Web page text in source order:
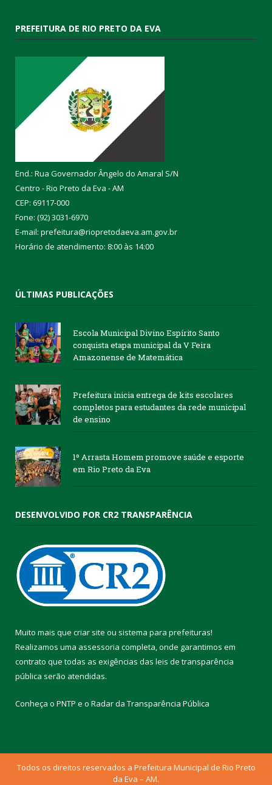
PREFEITURA DE RIO PRETO DA EVA
End.: Rua Governador Ângelo do Amaral S/N
Centro - Rio Preto da Eva - AM
CEP: 69117-000
Fone: (92) 3031-6970
E-mail: prefeitura@riopretodaeva.am.gov.br
Horário de atendimento: 8:00 às 14:00
ÚLTIMAS PUBLICAÇÕES
Escola Municipal Divino Espírito Santo
conquista etapa municipal da V Feira
Amazonense de Matemática
Prefeitura inicia entrega de kits escolares
completos para estudantes da rede municipal
de ensino
1º Arrasta Homem promove saúde e esporte
em Rio Preto da Eva
DESENVOLVIDO POR CR2 TRANSPARÊNCIA
Muito mais que criar site ou sistema para prefeituras!
Realizamos uma assessoria completa, onde garantimos em
contrato que todas as exigências das leis de transparência
pública serão atendidas.
Conheça o PNTP e o Radar da Transparência Pública
Todos os direitos reservados a Prefeitura Municipal de Rio Preto
da Eva – AM.